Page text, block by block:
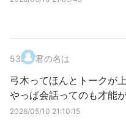
53. 君の名は
弓木ってほんとトークが
やっぱ会話ってのも才能
2026/05/10 21:10:15